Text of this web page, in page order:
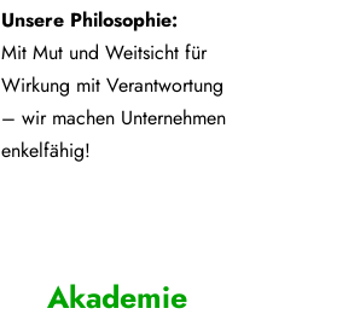
Unsere Philosophie:
Mit Mut und Weitsicht für
Wirkung mit Verantwortung
– wir machen Unternehmen
enkelfähig!
Akademie